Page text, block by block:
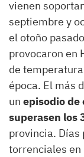
vienen
septiembre y
el otoño
provocaron en
de
época. El más
un episodio de
superasen los
provincia. Días
torrenciales en